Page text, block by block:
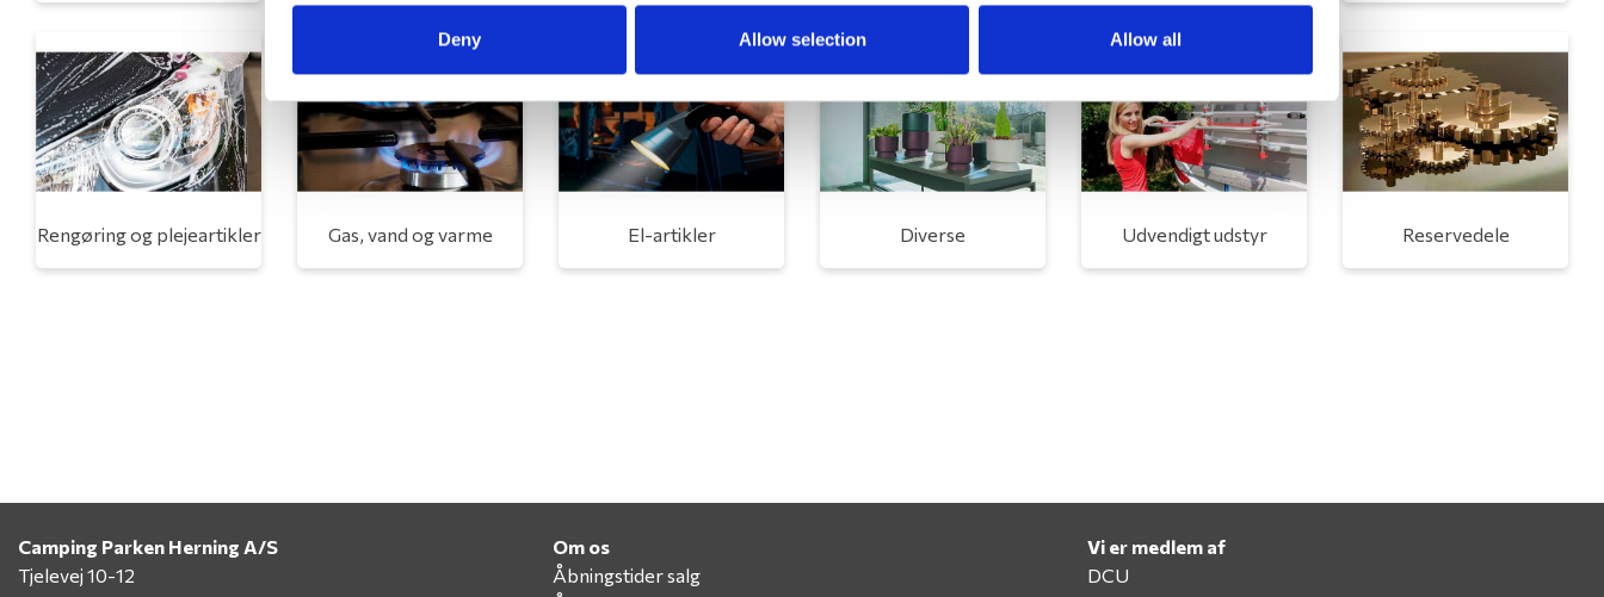
Deny Allow selection Allow all
Rengøring og plejeartikler Gas, vand og varme El-artikler Diverse Udvendigt udstyr Reservedele
Camping Parken Herning A/S
Tjelevej 10-12
Om os
Åbningstider salg
Vi er medlem af
DCU